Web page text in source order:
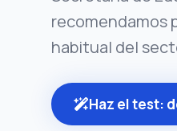
recomendamos
habitual del
Haz el test: